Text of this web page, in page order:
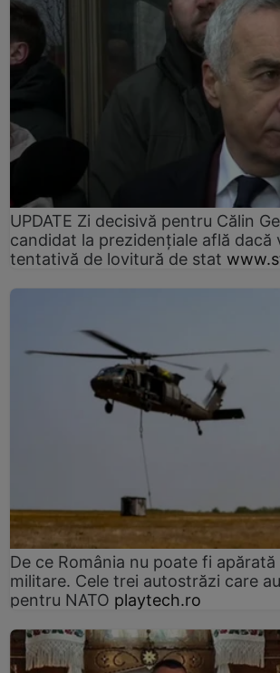
UPDATE Zi decisivă pentru Călin
candidat la prezidențiale află
tentativă de lovitură de stat
De ce România nu poate fi
militare. Cele trei autostrăzi care
pentru NATO playtech.ro